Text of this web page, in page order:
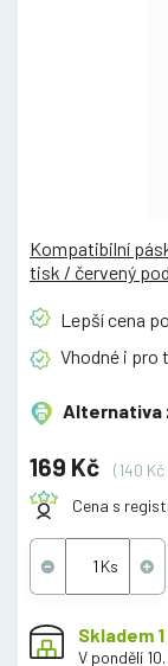
Kompatibilní
tisk / červený
Lepší cena po
Vhodné i pro
Alternativa
169 Kč
(140
Cena s
Skladem
V pondělí